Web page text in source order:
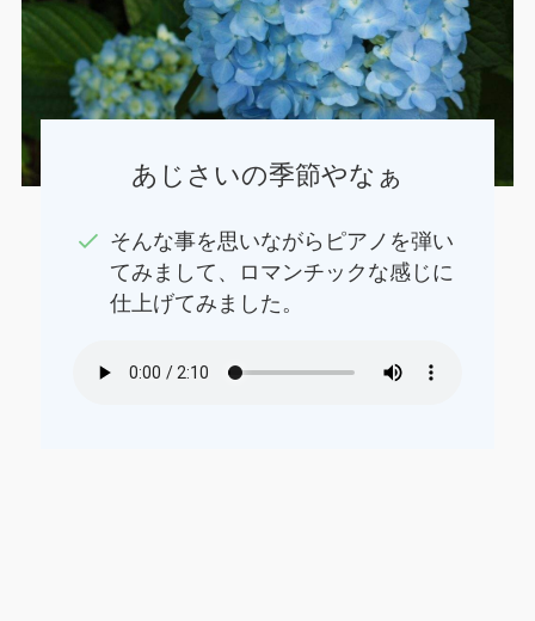
あじさいの季節やなぁ
そんな事を思いながらピアノを弾い
てみまして、ロマンチックな感じに
仕上げてみました。